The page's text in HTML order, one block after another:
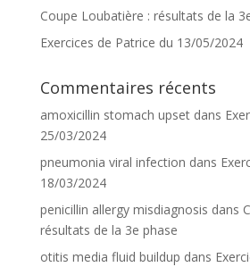
Coupe Loubatière : résultats de la
Exercices de Patrice du 13/05/2024
Commentaires récents
amoxicillin stomach upsetdans
25/03/2024
pneumonia viral infection dans
18/03/2024
penicillin allergy misdiagnosis dans
résultats de la 3e phase
otitis media fluid buildup dans